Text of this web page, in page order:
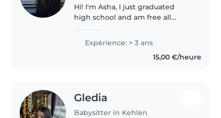
Hi! I'm Asha, I just graduated
high school and am free all
have experience looking after
neurodivergent youth, am very..
Expérience: > 3 ans
15,00 €/heure
Gledia
Babysitter in Kehlen